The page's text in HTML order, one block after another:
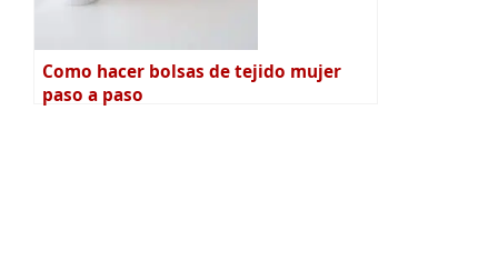
Como hacer bolsas de tejido mujer
paso a paso